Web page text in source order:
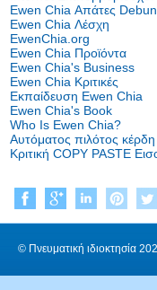
Ewen Chia Απάτες
Ewen Chia Λέσχη
EwenChia.org
Ewen Chia Προϊόντα
Ewen Chia's Business
Ewen Chia Κριτικές
Εκπαίδευση Ewen Chia
Ewen Chia's Book
Who Is Ewen Chia?
Αυτόματος πιλότος κέρδη
Κριτική COPY PASTE
© Πνευματική ιδιοκτησία